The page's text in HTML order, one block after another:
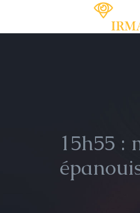
15h55 :